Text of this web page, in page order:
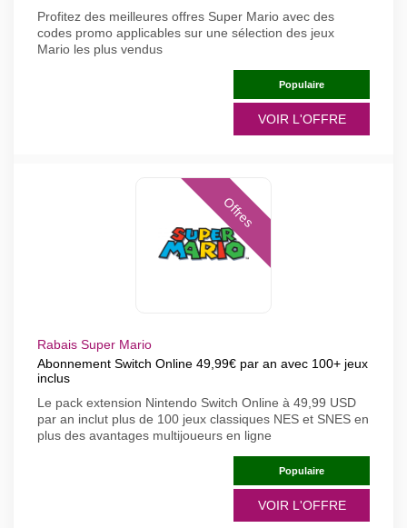
Profitez des meilleures offres Super Mario avec des
codes promo applicables sur une sélection des jeux
Mario les plus vendus
Populaire
VOIR L'OFFRE
Offres
Rabais Super Mario
Abonnement Switch Online 49,99€ par an avec 100+ jeux
inclus
Le pack extension Nintendo Switch Online à 49,99 USD
par an inclut plus de 100 jeux classiques NES et SNES en
plus des avantages multijoueurs en ligne
Populaire
VOIR L'OFFRE